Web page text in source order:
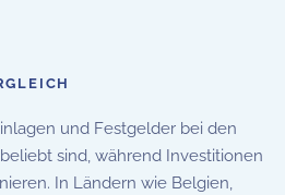
und Festgelder bei den
sind, während Investitionen
In Ländern wie Belgien,